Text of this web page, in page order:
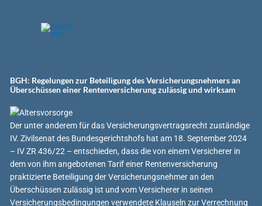
BGH: Regelungen zur Beteiligung des Versicherungsnehmers an
Überschüssen einer Rentenversicherung zulässig und wirksam
Der unter anderem für das Versicherungsvertragsrecht zuständige
IV. Zivilsenat des Bundesgerichtshofs hat am 18. September 2024
– IV ZR 436/22 – entschieden, dass die von einem Versicherer in
dem von ihm angebotenen Tarif einer Rentenversicherung
praktizierte Beteiligung der Versicherungsnehmer an den
Überschüssen zulässig ist und vom Versicherer in seinen
Versicherungsbedingungen verwendete Klauseln zur Verrechnung